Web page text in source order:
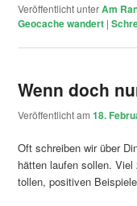
Veröffentlicht unterAm
Geocache wandert |
Wenn doch
Veröffentlicht am18.
Oft schreiben wir über
hätten laufen sollen.
tollen, positiven